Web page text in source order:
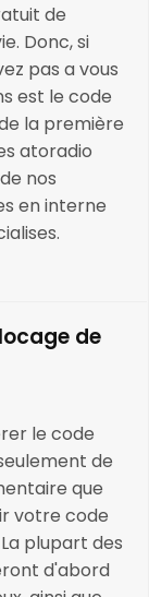
de
Donc, si
pas a vous
est le code
la première
atoradio
nos
en interne
de
le code
de
que
votre code
plupart des
d'abord